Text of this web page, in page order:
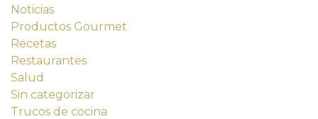
Noticias
Productos Gourmet
Recetas
Restaurantes
Salud
Sin categorizar
Trucos de cocina